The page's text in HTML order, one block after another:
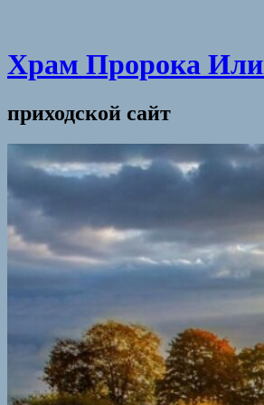
Храм Пророка
приходской сайт